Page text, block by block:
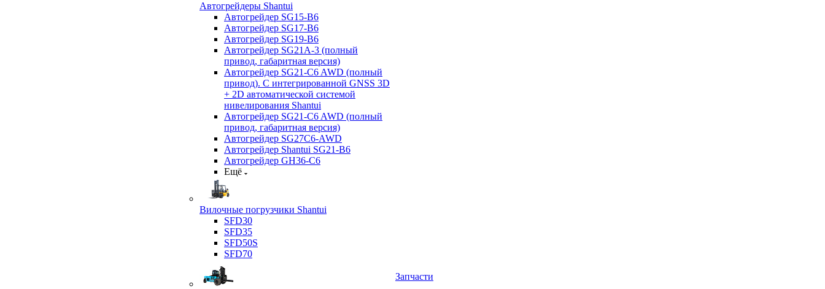
Автогрейдеры Shantui
Автогрейдер SG15-B6
Автогрейдер SG17-B6
Автогрейдер SG19-B6
Автогрейдер SG21А-3 (полный
привод, габаритная версия)
Автогрейдер SG21-C6 AWD (полный
привод). С интегрированной GNSS 3D
+ 2D автоматической системой
нивелирования Shantui
Автогрейдер SG21-C6 AWD (полный
привод, габаритная версия)
Автогрейдер SG27C6-AWD
Автогрейдер Shantui SG21-B6
Автогрейдер GH36-C6
Ещё
Вилочные погрузчики Shantui
SFD30
SFD35
SFD50S
SFD70
Запчасти